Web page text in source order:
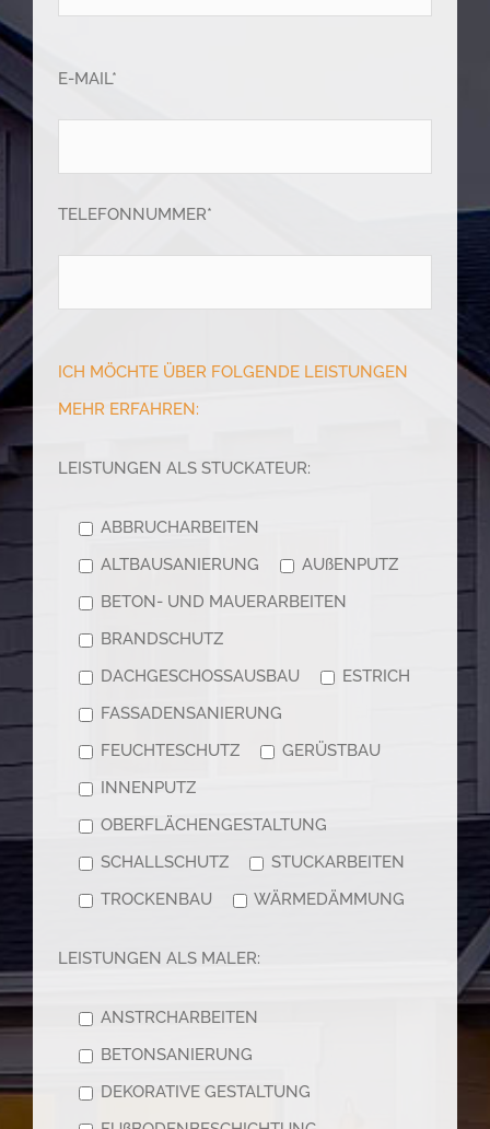
E-MAIL*
TELEFONNUMMER*
ICH MÖCHTE ÜBER FOLGENDE LEISTUNGEN
MEHR ERFAHREN:
LEISTUNGEN ALS STUCKATEUR:
ABBRUCHARBEITEN
ALTBAUSANIERUNG
AUßENPUTZ
BETON- UND MAUERARBEITEN
BRANDSCHUTZ
DACHGESCHOSSAUSBAU
ESTRICH
FASSADENSANIERUNG
FEUCHTESCHUTZ
GERÜSTBAU
INNENPUTZ
OBERFLÄCHENGESTALTUNG
SCHALLSCHUTZ
STUCKARBEITEN
TROCKENBAU
WÄRMEDÄMMUNG
LEISTUNGEN ALS MALER:
ANSTRCHARBEITEN
BETONSANIERUNG
DEKORATIVE GESTALTUNG